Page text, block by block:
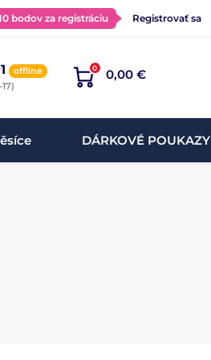
bodov za registráciu Registrovať sa
offline 0 0,00 €
DÁRKOVÉ POUKAZY